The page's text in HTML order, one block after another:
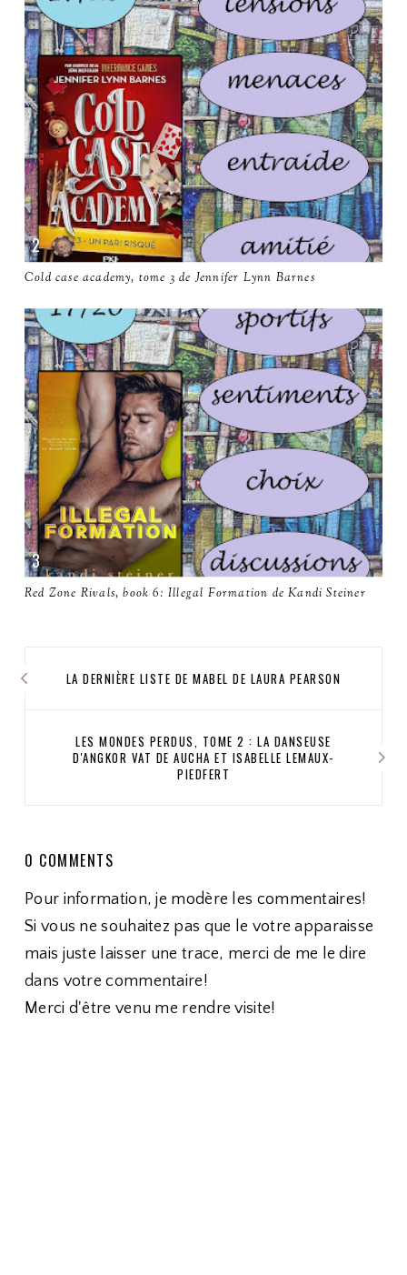
Cold case academy, tome 3 de Jennifer Lynn Barnes
Red Zone Rivals, book 6: Illegal Formation de Kandi Steiner
LA DERNIÈRE LISTE DE MABEL DE LAURA PEARSON
LES MONDES PERDUS, TOME 2 : LA DANSEUSE
D'ANGKOR VAT DE AUCHA ET ISABELLE LEMAUX-
PIEDFERT
0 COMMENTS
Pour information, je modère les commentaires!
Si vous ne souhaitez pas que le votre apparaisse
mais juste laisser une trace, merci de me le dire
dans votre commentaire!
Merci d'être venu me rendre visite!